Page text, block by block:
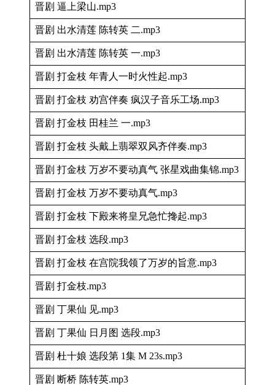
晋剧 逼上梁山.mp3
晋剧 出水清莲 陈转英 二.mp3
晋剧 出水清莲 陈转英 一.mp3
晋剧 打金枝 年青人一时火性起.mp3
晋剧 打金枝 劝宫伴奏 疯汉子音乐工场.mp3
晋剧 打金枝 田桂兰 一.mp3
晋剧 打金枝 头戴上翡翠双风齐伴奏.mp3
晋剧 打金枝 万岁不要动真气 张星戏曲集锦.mp3
晋剧 打金枝 万岁不要动真气.mp3
晋剧 打金枝 下殿来将皇兄急忙搀起.mp3
晋剧 打金枝 选段.mp3
晋剧 打金枝 在宫院我领了万岁的旨意.mp3
晋剧 打金枝.mp3
晋剧 丁果仙 见.mp3
晋剧 丁果仙 日月图 选段.mp3
晋剧 杜十娘 选段第 1集 M 23s.mp3
晋剧 断桥 陈转英.mp3